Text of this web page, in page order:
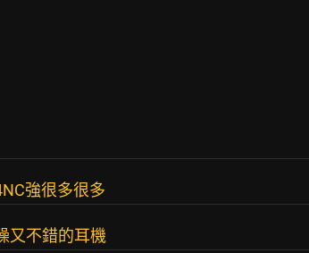
強很多很多
又不錯的耳機